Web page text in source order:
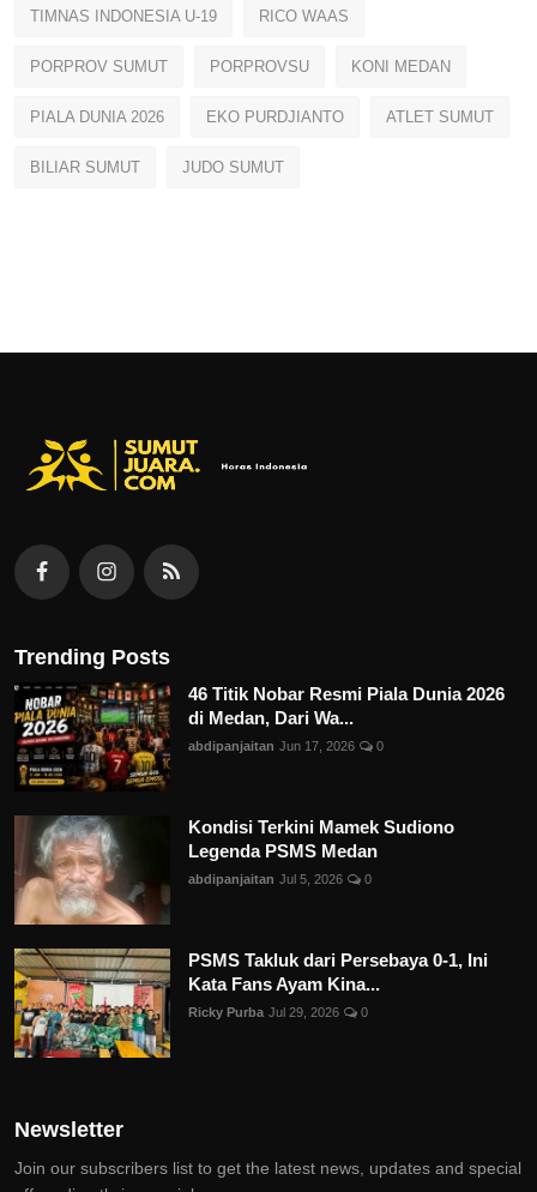
TIMNAS INDONESIA U-19 RICO WAAS
PORPROV SUMUT PORPROVSU KONI MEDAN
PIALA DUNIA 2026 EKO PURDJIANTO ATLET SUMUT
BILIAR SUMUT JUDO SUMUT
Trending Posts
46 Titik Nobar Resmi Piala Dunia 2026
di Medan, Dari Wa...
abdipanjaitan Jun 17, 2026 0
Kondisi Terkini Mamek Sudiono
Legenda PSMS Medan
abdipanjaitan Jul 5, 2026 0
PSMS Takluk dari Persebaya 0-1, Ini
Kata Fans Ayam Kina...
Ricky Purba Jul 29, 2026 0
Newsletter
Join our subscribers list to get the latest news, updates and special